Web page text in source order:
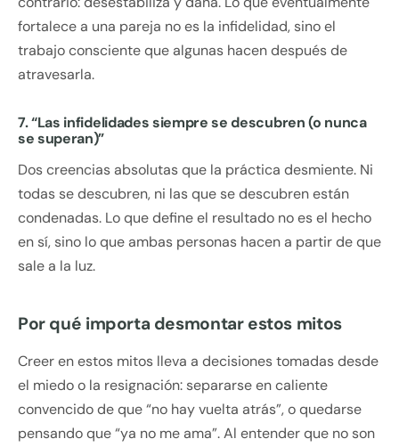
fortalece a una pareja no es la infidelidad, sino el
trabajo consciente que algunas hacen después de
atravesarla.
7. “Las infidelidades siempre se descubren (o nunca
se superan)”
Dos creencias absolutas que la práctica desmiente. Ni
todas se descubren, ni las que se descubren están
condenadas. Lo que define el resultado no es el hecho
en sí, sino lo que ambas personas hacen a partir de que
sale a la luz.
Por qué importa desmontar estos mitos
Creer en estos mitos lleva a decisiones tomadas desde
el miedo o la resignación: separarse en caliente
convencido de que “no hay vuelta atrás”, o quedarse
pensando que “ya no me ama”. Al entender que no son